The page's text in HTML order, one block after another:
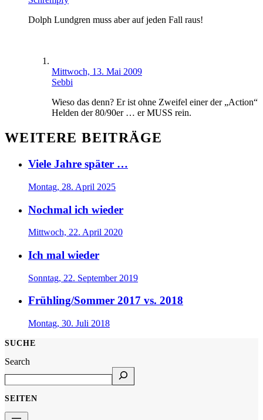
Dolph Lundgren muss aber auf jeden Fall raus!
Mittwoch, 13. Mai 2009
Sebbi
Wieso das denn? Er ist ohne Zweifel einer der „Action“
Helden der 80/90er … er MUSS rein.
WEITERE BEITRÄGE
Viele Jahre später …
Montag, 28. April 2025
Nochmal ich wieder
Mittwoch, 22. April 2020
Ich mal wieder
Sonntag, 22. September 2019
Frühling/Sommer 2017 vs. 2018
Montag, 30. Juli 2018
SUCHE
Search
SEITEN